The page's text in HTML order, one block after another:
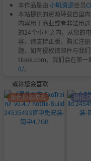
本作品是由 小叽资源会员
本站提供的资源转载自国
内容用于商业或者非法用
的24个小时之内，从您的
容，请支持正版，购买注
题，如有侵权请邮件与我
tlook.com，我们会在第一
0/。
或许您会喜欢
角色扮演游戏 模拟